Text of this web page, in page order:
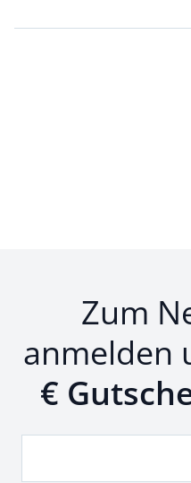
Zum
anmelden
€